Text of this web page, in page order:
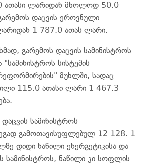
ათასი ლარიდან მხოლოდ 50.0
დაცვის ეროვნული
1 787.0 ათას ლარი.
გარემოს დაცვის სამინისტროს
"სამინისტროს სისტემის
მუხლში, სადაც
115.0 ათასი ლარი 1 467.3
სამინისტროს
გამოთავისუფლებულ 12 128. 1
დიდი ნაწილი ენერგეტიკისა და
სამინისტროს, ნაწილი კი სოფლის